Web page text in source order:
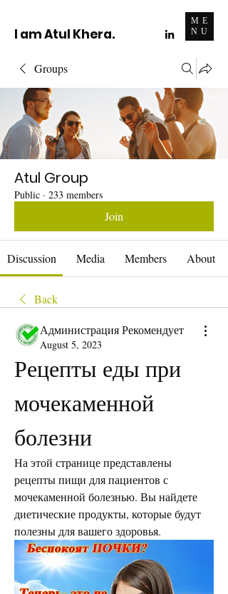
I am Atul Khera.
ME
NU
Groups
Atul Group
Public · 233 members
Join
Discussion Media Members About
Back
Администрация Рекомендует
August 5, 2023
Рецепты еды при
мочекаменной
болезни
На этой странице представлены
рецепты пищи для пациентов с
мочекаменной болезнью. Вы найдете
диетические продукты, которые будут
полезны для вашего здоровья.